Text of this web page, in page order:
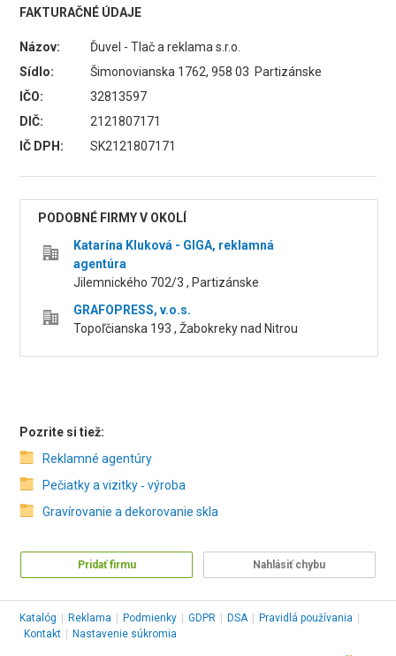
FAKTURAČNÉ ÚDAJE
Názov:
Ďuvel - Tlač a reklama s.r.o.
Sídlo:
Šimonovianska 1762, 958 03 Partizánske
IČO:
32813597
DIČ:
2121807171
IČ DPH:
SK2121807171
PODOBNÉ FIRMY V OKOLÍ
Katarína Kluková - GIGA, reklamná
agentúra
Jilemnického 702/3 , Partizánske
GRAFOPRESS, v.o.s.
Topoľčianska 193 , Žabokreky nad Nitrou
Pozrite si tiež:
Reklamné agentúry
Pečiatky a vizitky ‑ výroba
Gravírovanie a dekorovanie skla
Pridať firmu Nahlásiť chybu
Katalóg Reklama Podmienky GDPR DSA Pravidlá používania
Kontakt
Nastavenie súkromia